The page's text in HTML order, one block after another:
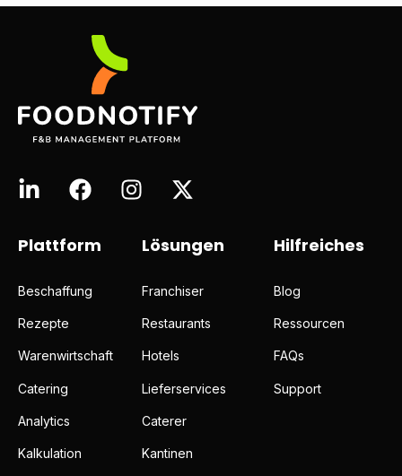
Plattform
Beschaffung
Rezepte
Warenwirtschaft
Catering
Analytics
Kalkulation
Lösungen
Franchiser
Restaurants
Hotels
Lieferservices
Caterer
Kantinen
Hilfreiches
Blog
Ressourcen
FAQs
Support